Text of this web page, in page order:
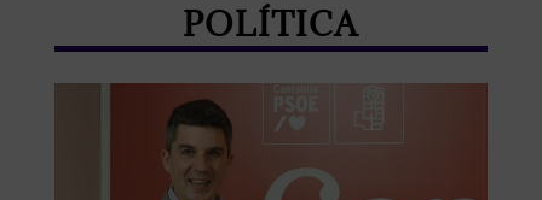
POLÍTICA